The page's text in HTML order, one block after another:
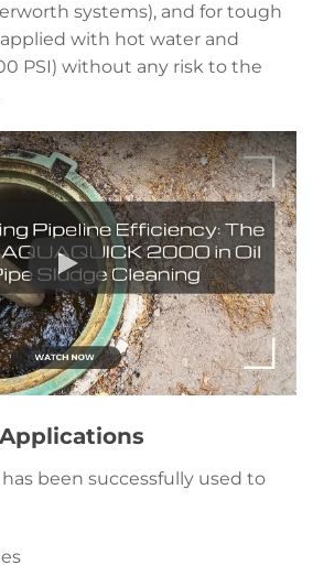
systems), and for tough
with hot water and
PSI) without any risk to the
been successfully used to